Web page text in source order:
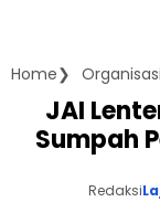
Home Organisasi
JAI
Sumpah
Redaksi